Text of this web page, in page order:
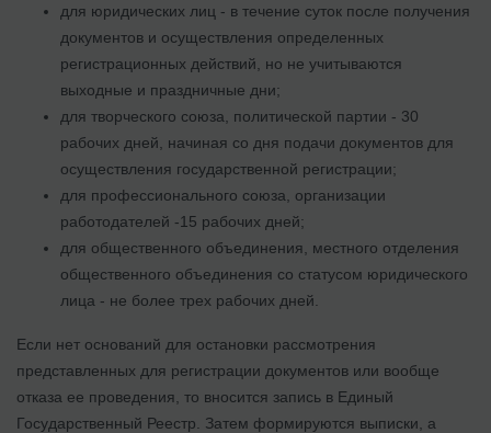
для юридических лиц - в течение суток после получения
документов и осуществления определенных
регистрационных действий, но не учитываются
выходные и праздничные дни;
для творческого союза, политической партии - 30
рабочих дней, начиная со дня подачи документов для
осуществления государственной регистрации;
для профессионального союза, организации
работодателей -15 рабочих дней;
для общественного объединения, местного отделения
общественного объединения со статусом юридического
лица - не более трех рабочих дней.
Если нет оснований для остановки рассмотрения
представленных для регистрации документов или вообще
отказа ее проведения, то вносится запись в Единый
Государственный Реестр. Затем формируются выписки, а